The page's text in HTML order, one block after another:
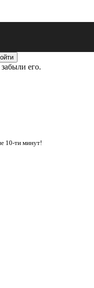
его.
10-ти минут!